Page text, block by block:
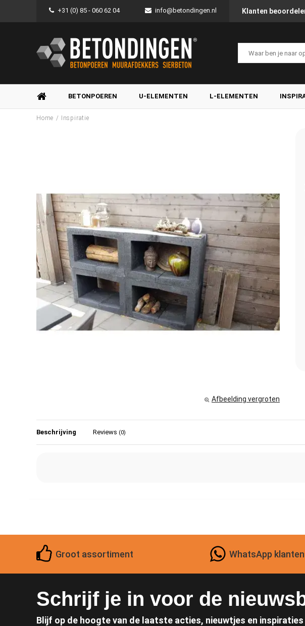
+31 (0) 85 - 060 62 04 info@betondingen.nl Klanten
BETONPOEREN U-ELEMENTEN L-ELEMENTEN
Home / Inspiratie
Afbeelding vergroten
Beschrijving Reviews (0)
Groot assortiment WhatsApp
Schrijf je in voor de
Blijf op de hoogte van de laatste acties, nieuwtjes en inspiraties